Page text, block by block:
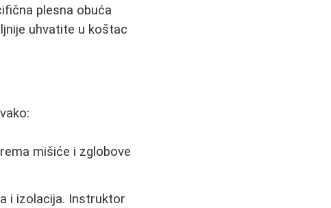
plesna obuća
uhvatite u koštac
mišiće i zglobove
i izolacija. Instruktor